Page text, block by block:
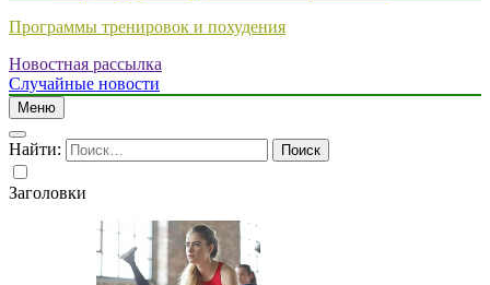
Программы тренировок и похудения
Новостная рассылка
Случайные новости
Меню
Найти:
Заголовки